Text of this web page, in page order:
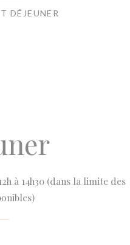
DÉJEUNER
à 14h30 (dans la limite des